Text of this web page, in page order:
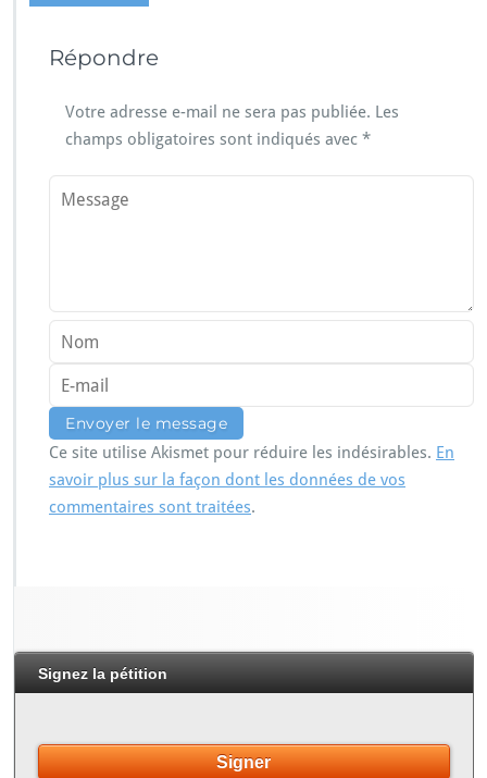
Répondre
Votre adresse e-mail ne sera pas publiée. Les
champs obligatoires sont indiqués avec *
Ce site utilise Akismet pour réduire les indésirables. En
savoir plus sur la façon dont les données de vos
commentaires sont traitées.
Signez la pétition
Signer